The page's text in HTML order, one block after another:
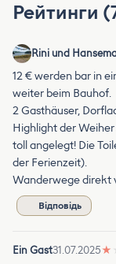
Рейтинги
Rini und
12 € werden bar in
weiter beim Bauhof.
2 Gasthäuser,
Highlight der
toll angelegt! Die
der Ferienzeit).
Wanderwege direkt
Відповідь
Ein Gast31.07.2025★